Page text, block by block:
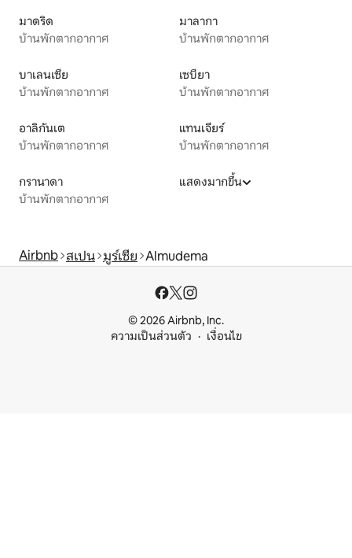
มาดริด
บ้านพักตากอากาศ
มาลากา
บ้านพักตากอากาศ
บาเลนเซีย
บ้านพักตากอากาศ
เซบียา
บ้านพักตากอากาศ
อาลิกันเต
บ้านพักตากอากาศ
แทนเจียร์
บ้านพักตากอากาศ
กรานาดา
บ้านพักตากอากาศ
แสดงมากขึ้น
Airbnb สเปน มูร์เซีย Almudema
© 2026 Airbnb, Inc.
ความเป็นส่วนตัว
เงื่อนไข